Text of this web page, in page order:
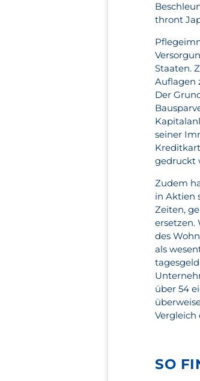
thront
Staaten.
Auflagen
Der
seiner
gedruckt
Zudem
in Aktien
Zeiten,
ersetzen.
des
als
über 54
Vergleich
SO